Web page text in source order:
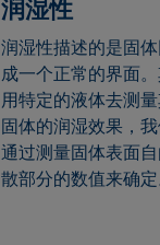
润湿性
润湿性描述的是固
成一个正常的界面
用特定的液体去测
固体的润湿效果，
通过测量固体表面
散部分的数值来确定